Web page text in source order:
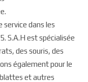
dans les
S.A.H est spécialisée
des souris, des
également pour le
et autres